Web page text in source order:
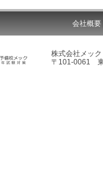
会社概要
株式会社メック
〒101-0061 東